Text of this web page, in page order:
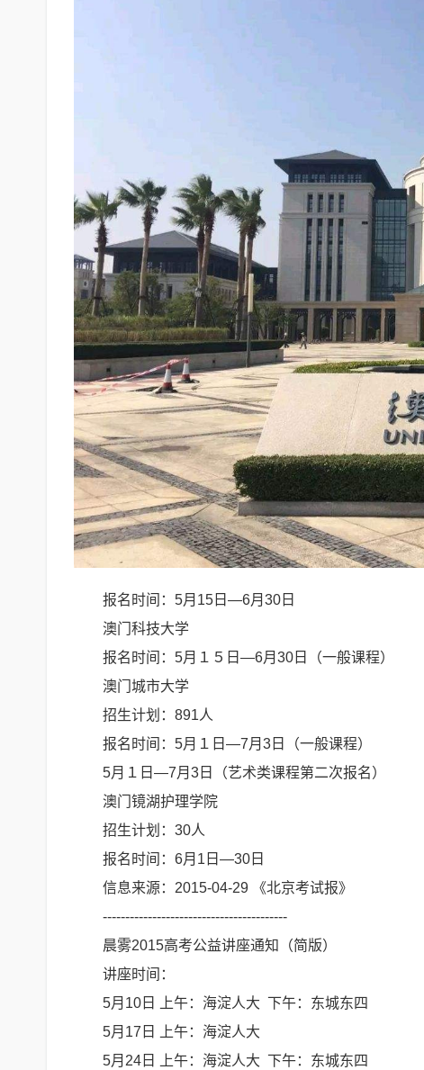
报名时间：5月15日—6月30日
澳门科技大学
报名时间：5月１５日—6月30日（一般课程）
澳门城市大学
招生计划：891人
报名时间：5月１日—7月3日（一般课程）
5月１日—7月3日（艺术类课程第二次报名）
澳门镜湖护理学院
招生计划：30人
报名时间：6月1日—30日
信息来源：2015-04-29 《北京考试报》
-----------------------------------------
晨雾2015高考公益讲座通知（简版）
讲座时间：
5月10日 上午：海淀人大 下午：东城东四
5月17日 上午：海淀人大
5月24日 上午：海淀人大 下午：东城东四